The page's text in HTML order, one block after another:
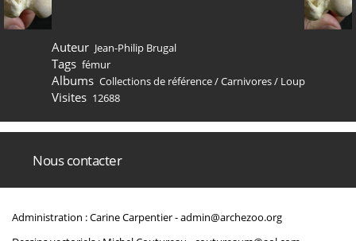
Auteur Jean-Philip Brugal
Tags fémur
Albums Collections de référence/Carnivores/ Loup
Visites 12688
Nous contacter
Administration : Carine Carpentier -admin@archezoo.org